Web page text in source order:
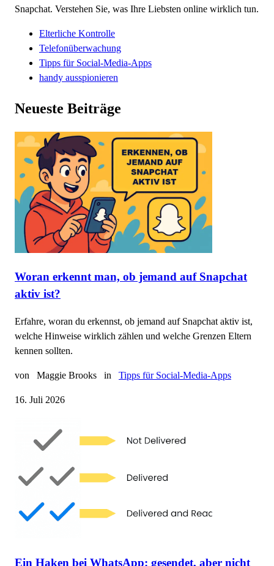
Snapchat. Verstehen Sie, was Ihre Liebsten online wirklich tun.
Elterliche Kontrolle
Telefonüberwachung
Tipps für Social-Media-Apps
handy ausspionieren
Neueste Beiträge
Woran erkennt man, ob jemand auf Snapchat
aktiv ist?
Erfahre, woran du erkennst, ob jemand auf Snapchat aktiv ist,
welche Hinweise wirklich zählen und welche Grenzen Eltern
kennen sollten.
von Maggie Brooks in Tipps für Social-Media-Apps
16. Juli 2026
Ein Haken bei WhatsApp: gesendet, aber nicht